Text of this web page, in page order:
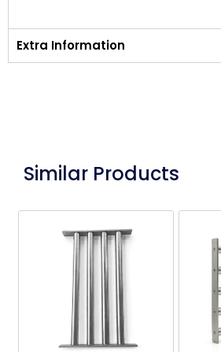
Extra Information
Similar Products